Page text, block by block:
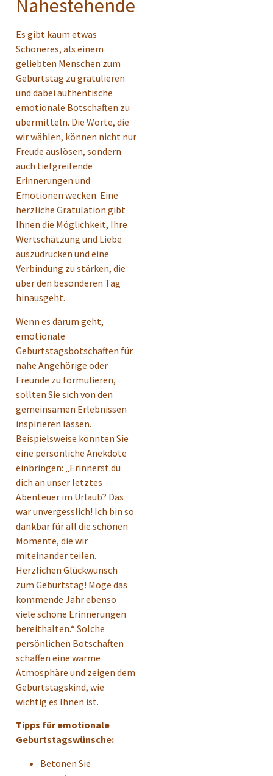
Nahestehende
Es gibt kaum etwas
Schöneres, als einem
geliebten Menschen zum
Geburtstag zu gratulieren
und dabei authentische
emotionale Botschaften zu
übermitteln. Die Worte, die
wir wählen, können nicht nur
Freude auslösen, sondern
auch tiefgreifende
Erinnerungen und
Emotionen wecken. Eine
herzliche Gratulation gibt
Ihnen die Möglichkeit, Ihre
Wertschätzung und Liebe
auszudrücken und eine
Verbindung zu stärken, die
über den besonderen Tag
hinausgeht.
Wenn es darum geht,
emotionale
Geburtstagsbotschaften für
nahe Angehörige oder
Freunde zu formulieren,
sollten Sie sich von den
gemeinsamen Erlebnissen
inspirieren lassen.
Beispielsweise könnten Sie
eine persönliche Anekdote
einbringen: „Erinnerst du
dich an unser letztes
Abenteuer im Urlaub? Das
war unvergesslich! Ich bin so
dankbar für all die schönen
Momente, die wir
miteinander teilen.
Herzlichen Glückwunsch
zum Geburtstag! Möge das
kommende Jahr ebenso
viele schöne Erinnerungen
bereithalten.“ Solche
persönlichen Botschaften
schaffen eine warme
Atmosphäre und zeigen dem
Geburtstagskind, wie
wichtig es Ihnen ist.
Tipps für emotionale
Geburtstagswünsche:
Betonen Sie